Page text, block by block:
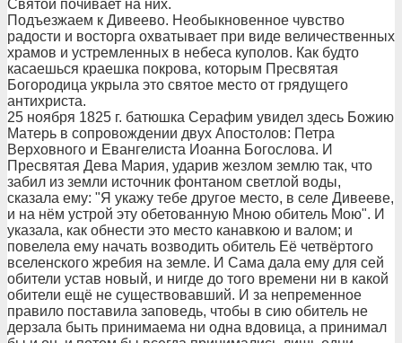
Святой почивает на них.
Подъезжаем к Дивеево. Необыкновенное чувство
радости и восторга охватывает при виде величественных
храмов и устремленных в небеса куполов. Как будто
касаешься краешка покрова, которым Пресвятая
Богородица укрыла это святое место от грядущего
антихриста.
25 ноября 1825 г. батюшка Серафим увидел здесь Божию
Матерь в сопровождении двух Апостолов: Петра
Верховного и Евангелиста Иоанна Богослова. И
Пресвятая Дева Мария, ударив жезлом землю так, что
забил из земли источник фонтаном светлой воды,
сказала ему: "Я укажу тебе другое место, в селе Дивееве,
и на нём устрой эту обетованную Мною обитель Мою". И
указала, как обнести это место канавкою и валом; и
повелела ему начать возводить обитель Её четвёртого
вселенского жребия на земле. И Сама дала ему для сей
обители устав новый, и нигде до того времени ни в какой
обители ещё не существовавший. И за непременное
правило поставила заповедь, чтобы в сию обитель не
дерзала быть принимаема ни одна вдовица, а принимал